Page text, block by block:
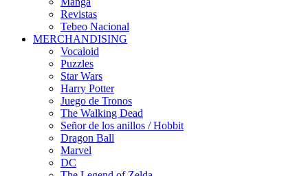
Revistas
Tebeo Nacional
MERCHANDISING
Vocaloid
Puzzles
Star Wars
Harry Potter
Juego de Tronos
The Walking Dead
Señor de los anillos / Hobbit
Dragon Ball
Marvel
DC